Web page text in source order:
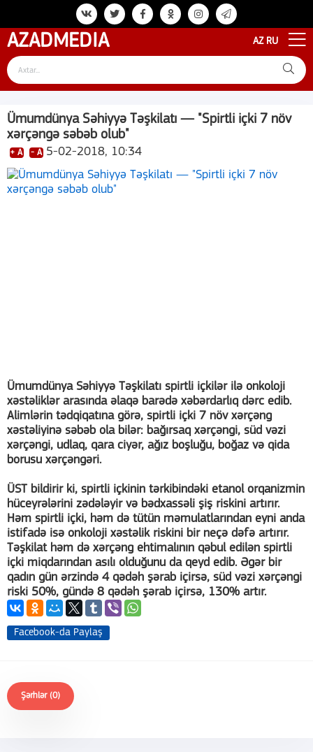
AZADMEDIA AZ RU
Ümumdünya Səhiyyə Təşkilatı — "Spirtli içki 7 növ
xərçəngə səbəb olub"
+ A - A 5-02-2018, 10:34
Ümumdünya Səhiyyə Təşkilatı spirtli içkilər ilə onkoloji
xəstəliklər arasında əlaqə barədə xəbərdarlıq dərc edib.
Alimlərin tədqiqatına görə, spirtli içki 7 növ xərçəng
xəstəliyinə səbəb ola bilər: bağırsaq xərçəngi, süd vəzi
xərçəngi, udlaq, qara ciyər, ağız boşluğu, boğaz və qida
borusu xərçəngəri.
ÜST bildirir ki, spirtli içkinin tərkibindəki etanol orqanizmin
hüceyrələrini zədələyir və bədxassəli şiş riskini artırır.
Həm spirtli içki, həm də tütün məmulatlarından eyni anda
istifadə isə onkoloji xəstəlik riskini bir neçə dəfə artırır.
Təşkilat həm də xərçəng ehtimalının qəbul edilən spirtli
içki miqdarından asılı olduğunu da qeyd edib. Əgər bir
qadın gün ərzində 4 qədəh şərab içirsə, süd vəzi xərçəngi
riski 50%, gündə 8 qədəh şərab içirsə, 130% artır.
Facebook-da Paylaş
Şərhlər (0)